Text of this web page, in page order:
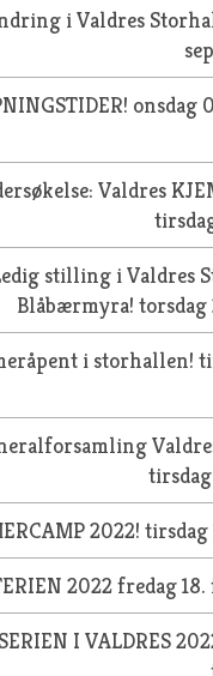
i Valdres
onsdag
Valdres
stilling i Valdres
Blåbærmyra! torsdag
i storhallen!
2022! tirsdag
2022fredag
I VALDRES